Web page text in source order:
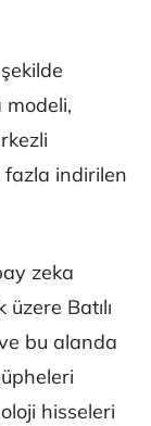
modeli,
fazla indirilen
zeka
Batılı
bu alanda
hisseleri